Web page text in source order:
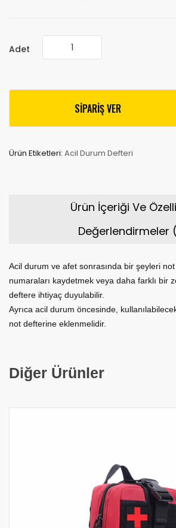
Adet
SİPARİŞ VER
Ürün Etiketleri: Acil Durum Defteri
Ürün İçeriği Ve
Değerlendirmeler
Acil durum ve afet sonrasında bir şeyleri
numaraları kaydetmek veya daha farklı bir
deftere ihtiyaç duyulabilir.
Ayrıca acil durum öncesinde,
not defterine eklenmelidir.
Diğer Ürünler